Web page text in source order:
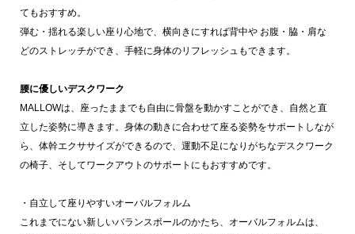
てもおすすめ。
弾む・揺れる楽しい座り心地で、横向きにすれば背中や お腹・脇・肩な
どのストレッチができ、手軽に身体のリフレッシュもできます。
腰に優しいデスクワーク
MALLOWは、座ったままでも自由に骨盤を動かすことができ、自然と直
立した姿勢に導きます。身体の動きに合わせて座る姿勢をサポートしなが
ら、体幹エクササイズができるので、運動不足になりがちなデスクワーク
の椅子、そしてワークアウトのサポートにもおすすめです。
・自立して座りやすいオーバルフォルム
これまでにない新しいバランスボールのかたち、オーバルフォルムは、